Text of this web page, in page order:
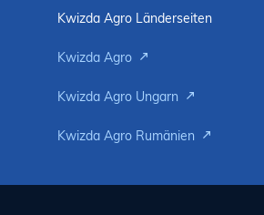
Kwizda Agro Länderseiten
Kwizda Agro
Kwizda Agro Ungarn
Kwizda Agro Rumänien